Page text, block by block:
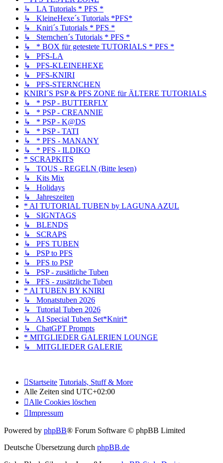
↳ LA Tutorials * PFS *
↳ KleineHexe´s Tutorials *PFS*
↳ Kniri´s Tutorials * PFS *
↳ Sternchen´s Tutorials * PFS *
↳ * BOX für getestete TUTORIALS * PFS *
↳ PFS-LA
↳ PFS-KLEINEHEXE
↳ PFS-KNIRI
↳ PFS-STERNCHEN
KNIRI´S PSP & PFS ZONE für ÄLTERE TUTORIALS
↳ * PSP - BUTTERFLY
↳ * PSP - CREANNIE
↳ * PSP - K@DS
↳ * PSP - TATI
↳ * PFS - MANANY
↳ * PFS - ILDIKO
* SCRAPKITS
↳ TOUS - REGELN (Bitte lesen)
↳ Kits Mix
↳ Holidays
↳ Jahreszeiten
* AI TUTORIAL TUBEN by LAGUNA AZUL
↳ SIGNTAGS
↳ BLENDS
↳ SCRAPS
↳ PFS TUBEN
↳ PSP to PFS
↳ PFS to PSP
↳ PSP - zusätliche Tuben
↳ PFS - zusätzliche Tuben
* AI TUBEN BY KNIRI
↳ Monatstuben 2026
↳ Tutorial Tuben 2026
↳ AI Special Tuben Set*Kniri*
↳ ChatGPT Prompts
* MITGLIEDER GALERIEN LOUNGE
↳ MITGLIEDER GALERIE
Startseite Tutorials, Stuff & More
Alle Zeiten sind UTC+02:00
Alle Cookies löschen
Impressum
Powered by phpBB® Forum Software © phpBB Limited
Deutsche Übersetzung durch phpBB.de